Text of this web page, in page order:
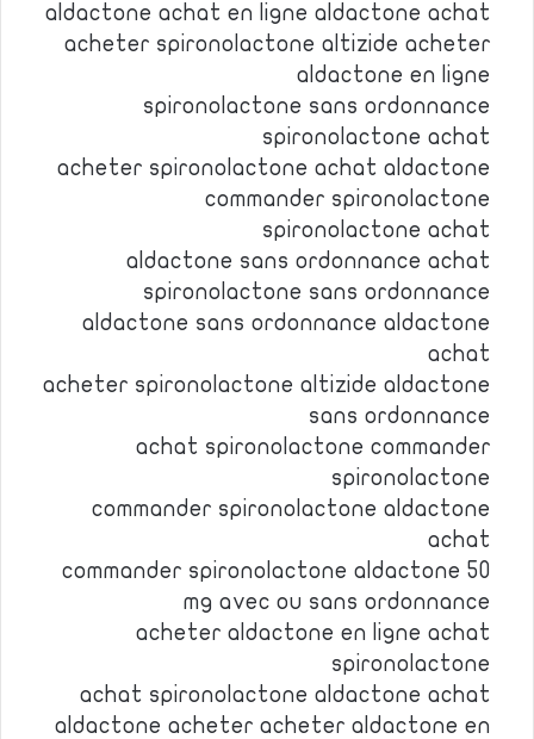
aldactone achat en ligne aldactone achat
acheter spironolactone altizide acheter
aldactone en ligne
spironolactone sans ordonnance
spironolactone achat
acheter spironolactone achat aldactone
commander spironolactone
spironolactone achat
aldactone sans ordonnance achat
spironolactone sans ordonnance
aldactone sans ordonnance aldactone
achat
acheter spironolactone altizide aldactone
sans ordonnance
achat spironolactone commander
spironolactone
commander spironolactone aldactone
achat
commander spironolactone aldactone 50
mg avec ou sans ordonnance
acheter aldactone en ligne achat
spironolactone
achat spironolactone aldactone achat
aldactone acheter acheter aldactone en